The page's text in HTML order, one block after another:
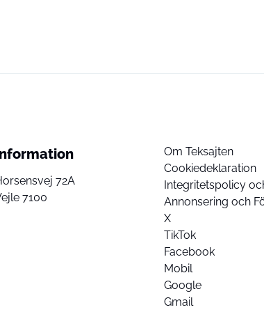
72A
7100
Om Teksajten
Cookiedeklaration
Integritetspolicy
Annonsering och
X
TikTok
Facebook
Mobil
Google
Gmail